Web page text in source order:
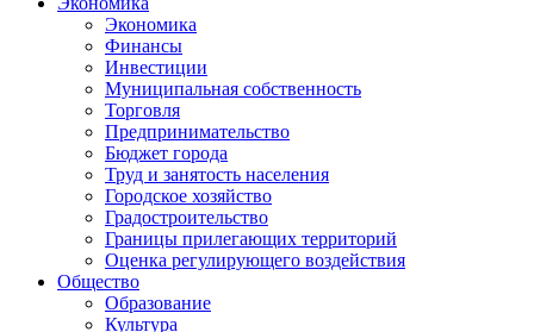
Экономика
Финансы
Инвестиции
Муниципальная собственность
Торговля
Предпринимательство
Бюджет города
Труд и занятость населения
Городское хозяйство
Градостроительство
Границы прилегающих территорий
Оценка регулирующего воздействия
Общество
Образование
Культура